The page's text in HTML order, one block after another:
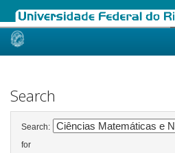
Skip
Search
Search:
for